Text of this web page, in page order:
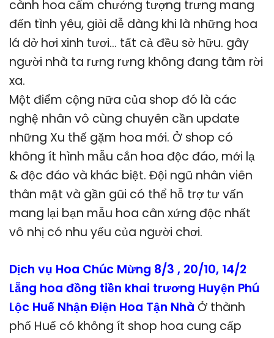
cành hoa cẩm chướng tượng trưng mang
đến tình yêu, giỏi dễ dàng khi là những hoa
lá dở hơi xinh tươi… tất cả đều sở hữu. gây
người nhà ta rưng rưng không đang tâm rời
xa.
Một điểm cộng nữa của shop đó là các
nghệ nhân vô cùng chuyên cần update
những Xu thế gặm hoa mới. Ở shop có
không ít hình mẫu cắn hoa độc đáo, mới lạ
& độc đáo và khác biệt. Đội ngũ nhân viên
thân mật và gần gũi có thể hỗ trợ tư vấn
mang lại bạn mẫu hoa cân xứng độc nhất
vô nhị có nhu yếu của người chơi.
Dịch vụ Hoa Chúc Mừng 8/3 , 20/10, 14/2
Lẵng hoa đồng tiền khai trương Huyện Phú
Lộc Huế Nhận Điện Hoa Tận Nhà Ở thành
phố Huế có không ít shop hoa cung cấp